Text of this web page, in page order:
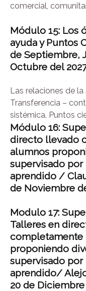
comercial,
Módulo 15: Los
ayuda y Puntos
de Septiembre,
Octubre del
Las relaciones de
Transferencia –
sistémica. Puntos
Módulo 16:
directo llevado
alumnos
supervisado por
aprendido /
de Noviembre
Modulo 17:
Talleres en
completamente
proponiendo
supervisado por
aprendido/
20 de Diciembre